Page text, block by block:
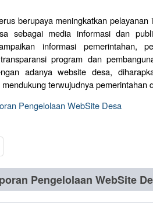
berupaya meningkatkan
sebagai media informasi dan
informasi pemerintahan,
program dan
adanya website desa,
terwujudnya pemerintahan
Pengelolaan WebSite Desa
Pengelolaan WebSite